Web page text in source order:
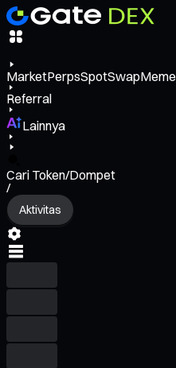
MarketPerpsSpotSwapMeme
Referral
Lainnya
Cari Token/Dompet
/
Aktivitas